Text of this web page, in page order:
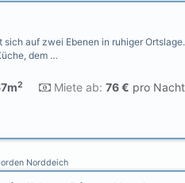
sich auf zwei Ebenen in ruhiger
dem …
2 Miete ab: 76 € pro
Norddeich